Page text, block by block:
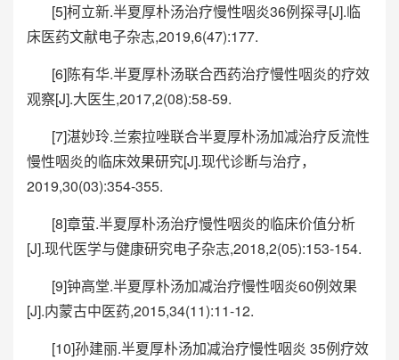
[5]柯立新.半夏厚朴汤治疗慢性咽炎36例探寻[J].临
床医药文献电子杂志,2019,6(47):177.
[6]陈有华.半夏厚朴汤联合西药治疗慢性咽炎的疗效
观察[J].大医生,2017,2(08):58-59.
[7]湛妙玲.兰索拉唑联合半夏厚朴汤加减治疗反流性
慢性咽炎的临床效果研究[J].现代诊断与治疗，
2019,30(03):354-355.
[8]章萤.半夏厚朴汤治疗慢性咽炎的临床价值分析
[J].现代医学与健康研究电子杂志,2018,2(05):153-154.
[9]钟高堂.半夏厚朴汤加减治疗慢性咽炎60例效果
[J].内蒙古中医药,2015,34(11):11-12.
[10]孙建丽.半夏厚朴汤加减治疗慢性咽炎 35例疗效